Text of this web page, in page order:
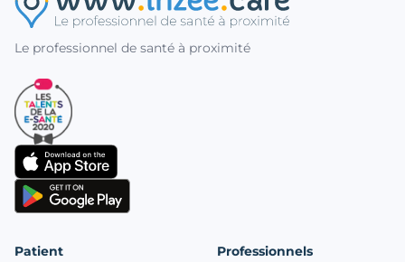
Le professionnel de santé à proximité
Patient Professionnels